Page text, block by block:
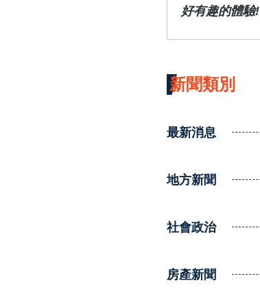
好有趣的體驗!
新聞類別
最新消息
地方新聞
社會政治
房產新聞